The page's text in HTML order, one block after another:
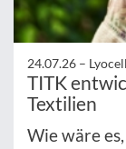
24.07.26 –
TITK
Textilien
Wie wäre